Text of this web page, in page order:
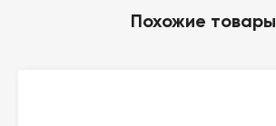
Похожие товары